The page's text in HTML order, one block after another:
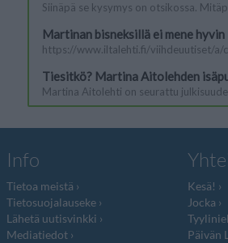
Info
Tietoa meistä
Tietosuojalauseke
Lähetä uutisvinkki
Mediatiedot
Kesä!
Jocka
Päivän